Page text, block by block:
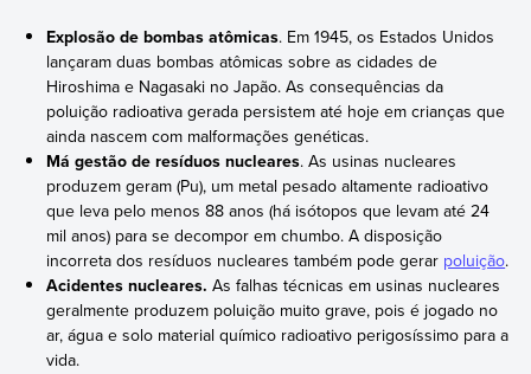
Explosão de bombas atômicas. Em 1945, os Estados Unidos
lançaram duas bombas atômicas sobre as cidades de
Hiroshima e Nagasaki no Japão. As consequências da
poluição radioativa gerada persistem até hoje em crianças que
ainda nascem com malformações genéticas.
Má gestão de resíduos nucleares. As usinas nucleares
produzem geram (Pu), um metal pesado altamente radioativo
que leva pelo menos 88 anos (há isótopos que levam até 24
mil anos) para se decompor em chumbo. A disposição
incorreta dos resíduos nucleares também pode gerar poluição.
Acidentes nucleares. As falhas técnicas em usinas nucleares
geralmente produzem poluição muito grave, pois é jogado no
ar, água e solo material químico radioativo perigosíssimo para a
vida.